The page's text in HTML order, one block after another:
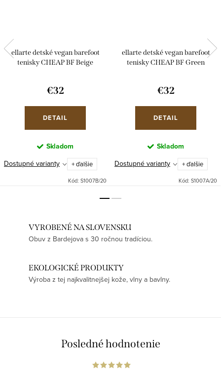
ellarte detské vegan barefoot
tenisky CHEAP BF Beige
€32
DETAIL
Skladom
Dostupné varianty
+ ďalšie
Kód: S1007B/20
ellarte detské vegan barefoot
tenisky CHEAP BF Green
€32
DETAIL
Skladom
Dostupné varianty
+ ďalšie
Kód: S1007A/20
VYROBENÉ NA SLOVENSKU
Obuv z Bardejova s 30 ročnou tradíciou.
EKOLOGICKÉ PRODUKTY
Výroba z tej najkvalitnejšej kože, vlny a bavlny.
Posledné hodnotenie